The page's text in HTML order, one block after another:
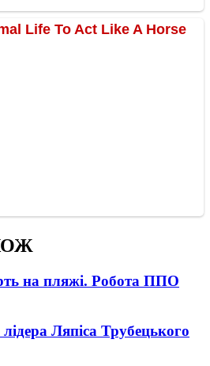
на пляжі. Робота ППО
Ляпіса Трубецького